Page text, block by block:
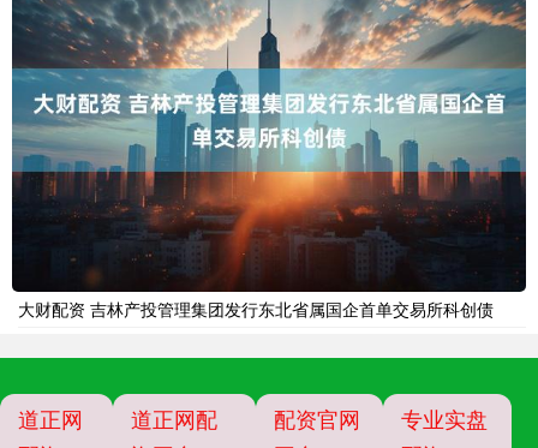
大财配资 吉林产投管理集团发行东北省属国企首单交易所科创债
道正网
道正网配
配资官网
专业实盘